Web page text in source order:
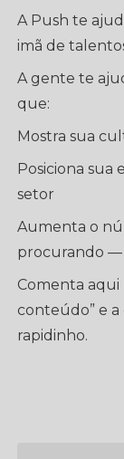
A Push te
imã de
A gente te
que:
Mostra sua
Posiciona sua
setor
Aumenta o
procurando —
Comenta aqui
conteúdo” e
rapidinho.